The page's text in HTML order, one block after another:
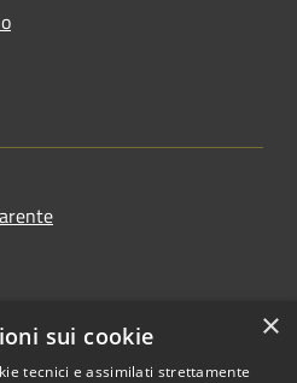
×
sui cookie
tecnici e assimilati strettamente